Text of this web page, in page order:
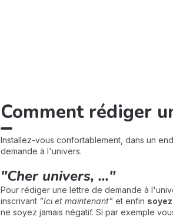
Comment rédiger
Installez-vous confortablement, dans un
demande à l'univers.
"Cher univers, ..."
Pour rédiger une lettre de demande à
inscrivant "Ici et maintenant" et enfin
ne soyez jamais négatif. Si par exemple